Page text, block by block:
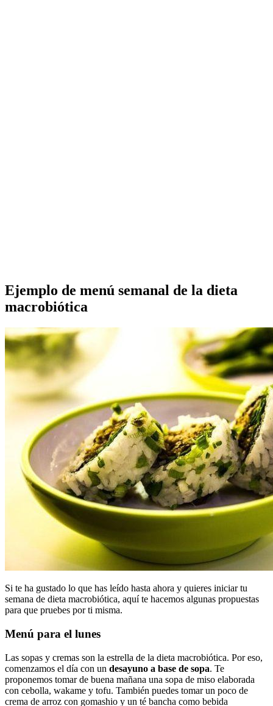
Ejemplo de menú semanal de la dieta
macrobiótica
Si te ha gustado lo que has leído hasta ahora y quieres iniciar tu
semana de dieta macrobiótica, aquí te hacemos algunas propuestas
para que pruebes por ti misma.
Menú para el lunes
Las sopas y cremas son la estrella de la dieta macrobiótica. Por eso,
comenzamos el día con un desayuno a base de sopa. Te
proponemos tomar de buena mañana una sopa de miso elaborada
con cebolla, wakame y tofu. También puedes tomar un poco de
crema de arroz con gomashio y un té bancha como bebida